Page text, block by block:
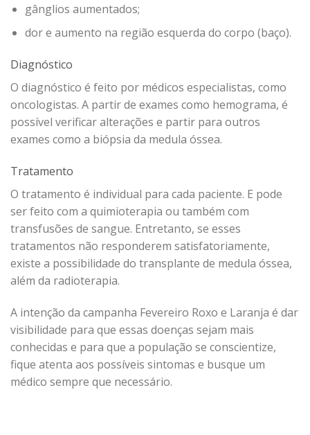
gânglios aumentados;
dor e aumento na região esquerda do corpo (baço).
Diagnóstico
O diagnóstico é feito por médicos especialistas, como
oncologistas. A partir de exames como hemograma, é
possível verificar alterações e partir para outros
exames como a biópsia da medula óssea.
Tratamento
O tratamento é individual para cada paciente. E pode
ser feito com a quimioterapia ou também com
transfusões de sangue. Entretanto, se esses
tratamentos não responderem satisfatoriamente,
existe a possibilidade do transplante de medula óssea,
além da radioterapia.
A intenção da campanha Fevereiro Roxo e Laranja é dar
visibilidade para que essas doenças sejam mais
conhecidas e para que a população se conscientize,
fique atenta aos possíveis sintomas e busque um
médico sempre que necessário.